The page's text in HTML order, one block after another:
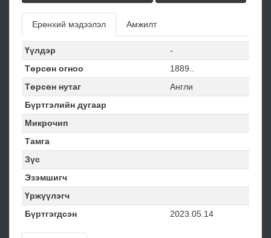
Ерөнхий мэдээлэл Амжилт
Үүлдэр
-
Төрсөн огноо
1889..
Төрсөн нутаг
Англи
Бүртгэлийн дугаар
Микрочип
Тамга
Зүс
Эзэмшигч
Үржүүлэгч
Бүртгэгдсэн
2023.05.14